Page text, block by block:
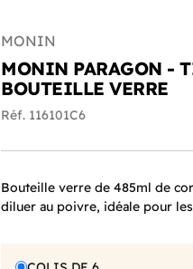
MONIN
MONIN PARAGON -
BOUTEILLE VERRE
Réf. 116101C6
Bouteille verre de 485ml de
diluer au poivre, idéale pour